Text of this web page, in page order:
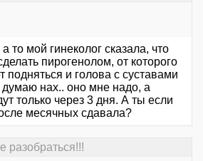
то мой гинеколог сказала, что
пирогенолом, от которого
подняться и голова с суставами
думаю нах.. оно мне надо, а
только через 3 дня. А ты если
месячных сдавала?
разобраться!!!